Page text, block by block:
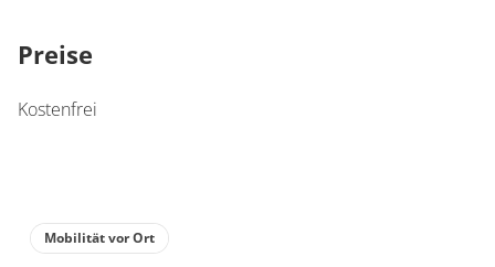
Preise
Kostenfrei
Mobilität vor Ort